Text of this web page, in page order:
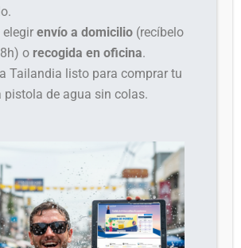
elegirenvío a domicilio (recíbelo
o recogida en oficina.
Tailandia listo para comprar tu
pistola de agua sin colas.